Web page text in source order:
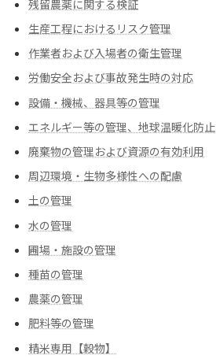
残留農薬に関する検証
生産工程におけるリスク管理
作業者および入場者の衛生管理
労働安全および事故発生時の対応
設備・機械、器具等の管理
エネルギー等の管理、地球温暖化防止
廃棄物の管理および資源の有効利用
周辺環境・生物多様性への配慮
土の管理
水の管理
圃場・施設の管理
種苗の管理
農薬の管理
肥料等の管理
精米専用【穀物】